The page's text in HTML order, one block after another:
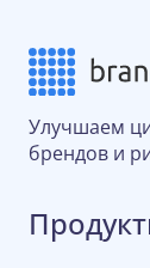
Улучшаем
брендов и